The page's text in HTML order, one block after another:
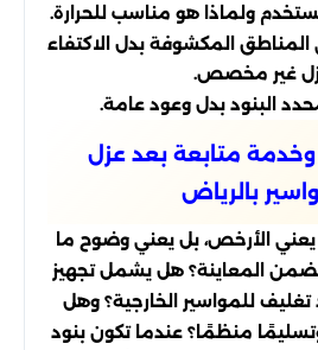
ولماذا هو مناسب للحرارة.
المكشوفة بدل الاكتفاء
غير مخصص.
البنود بدل وعود عامة.
متابعة بعد عزل
بالرياض
يعني الأرخص، بل يعني وضوح ما
المعاينة؟ هل يشمل تجهيز
تغليف للمواسير الخارجية؟ وهل
وتسليمًا منظمًا؟ عندما تكون بنود